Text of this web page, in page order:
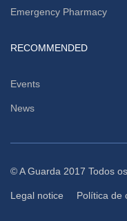
Emergency Pharmacy
RECOMMENDED
Events
News
© A Guarda 2017 Todos
Legal notice Política de